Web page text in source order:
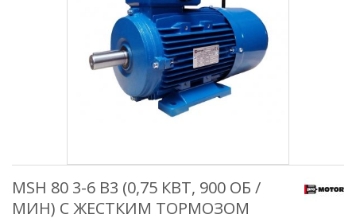
MSH 80 3-6 B3 (0,75 КВТ, 900 ОБ /
МИН) С ЖЕСТКИМ ТОРМОЗОМ